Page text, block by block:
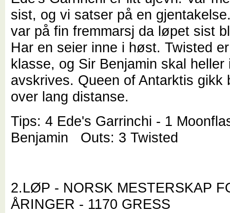
sist, og vi satser på en
var på fin fremmarsj da løpet sist
Har en seier inne i høst. Twisted
klasse, og Sir Benjamin skal heller
avskrives. Queen of Antarktis gikk
over lang distanse.
Tips: 4 Ede's Garrinchi - 1
Benjamin Outs: 3 Twisted
2.LØP - NORSK MESTERSKAP
ÅRINGER - 1170 GRESS